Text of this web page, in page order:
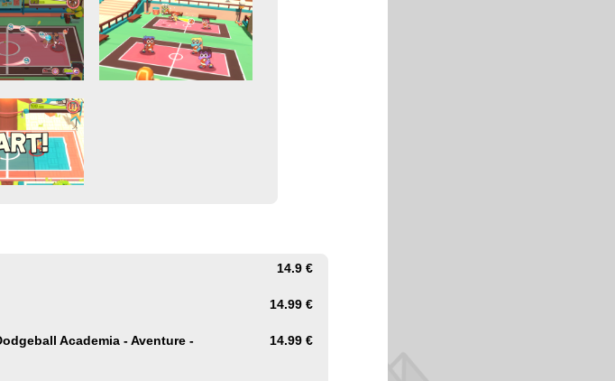
14.9 €
14.99 €
Academia - Aventure -
14.99 €